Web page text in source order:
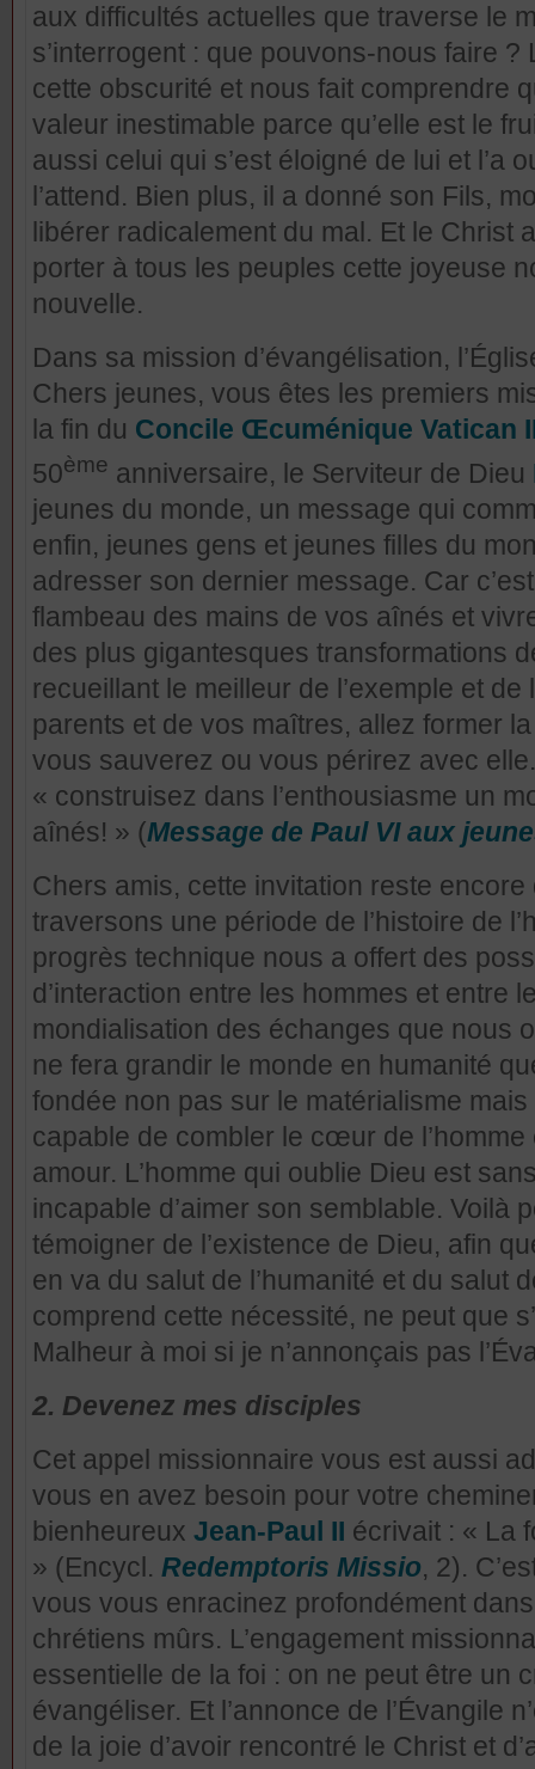
aux difficultés actuelles que traverse le
s’interrogent : que pouvons-nous faire
cette obscurité et nous fait comprendre
valeur inestimable parce qu’elle est le
aussi celui qui s’est éloigné de lui et l’a
l’attend. Bien plus, il a donné son Fils,
libérer radicalement du mal. Et le Christ
porter à tous les peuples cette joyeuse
nouvelle.
Dans sa mission d’évangélisation,
Chers jeunes, vous êtes les premiers
la fin du Concile Œcuménique Vatican
50ème anniversaire, le Serviteur de Dieu
jeunes du monde, un message qui
enfin, jeunes gens et jeunes filles du
adresser son dernier message. Car
flambeau des mains de vos aînés et
des plus gigantesques transformations
recueillant le meilleur de l’exemple et de
parents et de vos maîtres, allez former
vous sauverez ou vous périrez avec
« construisez dans l’enthousiasme un
aînés! » (Message de Paul VI aux
Chers amis, cette invitation reste
traversons une période de l’histoire de
progrès technique nous a offert des
d’interaction entre les hommes et entre
mondialisation des échanges que nous
ne fera grandir le monde en humanité
fondée non pas sur le matérialisme mais
capable de combler le cœur de l’homme
amour. L’homme qui oublie Dieu est
incapable d’aimer son semblable. Voilà
témoigner de l’existence de Dieu, afin
en va du salut de l’humanité et du salut
comprend cette nécessité, ne peut que
Malheur à moi si je n’annonçais pas
2. Devenez mes disciples
Cet appel missionnaire vous est aussi
vous en avez besoin pour votre
bienheureux Jean-Paul II écrivait : « La
» (Encycl. Redemptoris Missio, 2).
vous vous enracinez profondément
chrétiens mûrs. L’engagement
essentielle de la foi : on ne peut être un
évangéliser. Et l’annonce de l’Évangile
de la joie d’avoir rencontré le Christ et